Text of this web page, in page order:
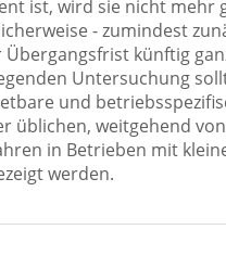
ist, wird sie nicht mehr
- zumindest
Übergangsfrist künftig
Untersuchung
und
üblichen, weitgehend
in Betrieben mit
werden.